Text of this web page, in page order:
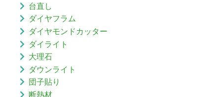
台直し
ダイヤフラム
ダイヤモンドカッター
ダイライト
大理石
ダウンライト
団子貼り
断熱材